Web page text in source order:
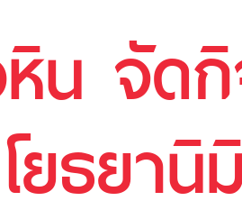
น จัดกิ
ยธยานิ